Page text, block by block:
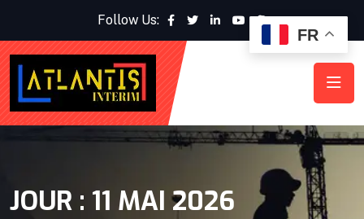
Follow Us:
JOUR : 11 MAI 2026
FR